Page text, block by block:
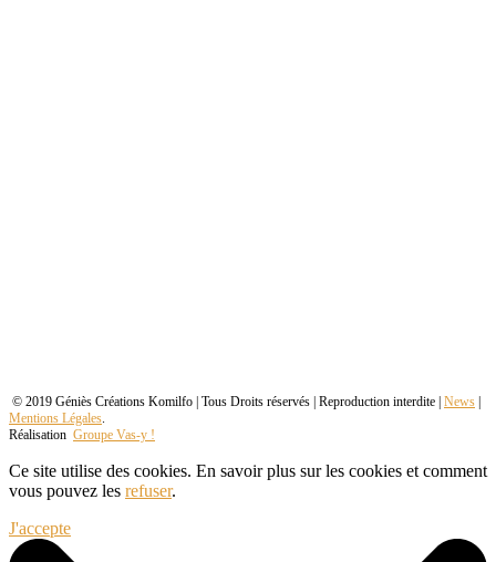
© 2019 Géniès Créations Komilfo | Tous Droits réservés | Reproduction interdite | News |
Mentions Légales.
Réalisation Groupe Vas-y !
Ce site utilise des cookies. En savoir plus sur les cookies et comment
vous pouvez les refuser.
J'accepte